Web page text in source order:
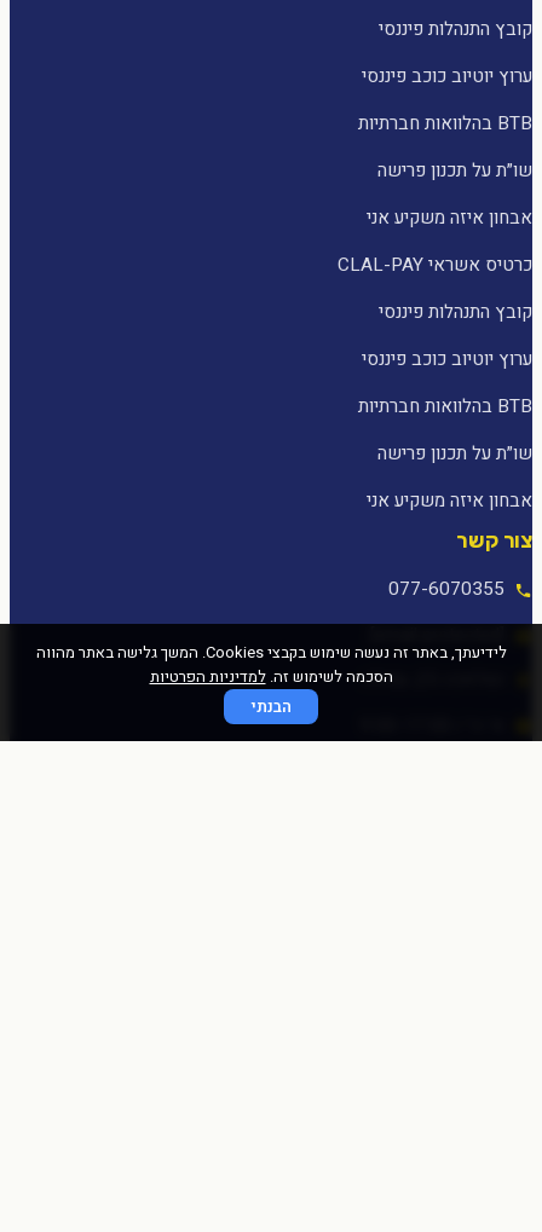
קובץ התנהלות פיננסי
ערוץ יוטיוב כוכב פיננסי
BTB בהלוואות חברתיות
שו״ת על תכנון פרישה
אבחון איזה משקיע אני
כרטיס אשראי CLAL-PAY
קובץ התנהלות פיננסי
ערוץ יוטיוב כוכב פיננסי
BTB בהלוואות חברתיות
שו״ת על תכנון פרישה
אבחון איזה משקיע אני
צור קשר
077-6070355
לידיעתך, באתר זה נעשה שימוש בקבצי Cookies. המשך גלישה באתר מהווה
הסכמה לשימוש זה.למדיניות הפרטיות
הבנתי